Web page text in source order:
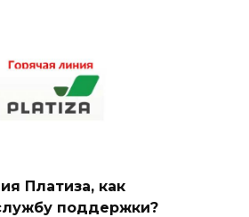
Платиза, как
поддержки?